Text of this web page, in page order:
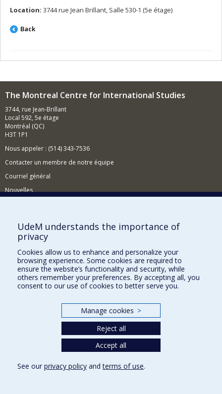
Location: 3744 rue Jean Brillant, Salle 530-1 (5e étage)
Back
The Montreal Centre for International Studies
3744, rue Jean-Brillant
Local 592, 5e étage
Montréal (QC)
H3T 1P1
Nous appeler : (514) 343-7536
Contacter un membre de notre équipe
Courriel général
Nouvelles
Comment soutenir le CÉRIUM?
BESOIN D'AIDE?
Plan du site
Signaler une erreur
Accessibilité
Nos départements et écoles
UdeM understands the importance of
privacy
Cookies allow us to enhance and personalize your
browsing experience. Some cookies are required to
ensure the website’s functionality and security, while
others remember your preferences. By accepting all, you
consent to our use of cookies to better serve you.
Manage cookies >
Reject all
Accept all
See our privacy policy andterms of use.